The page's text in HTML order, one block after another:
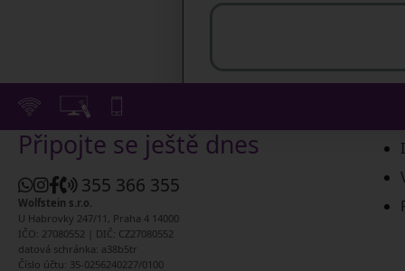
Připojte se ještě dnes
355 366 355
Wolfstein s.r.o.
U Habrovky 247/11, Praha 4 14000
IČO: 27080552 | DIČ: CZ27080552
datová schránka: a38b5tr
Číslo účtu: 35-0256240227/0100